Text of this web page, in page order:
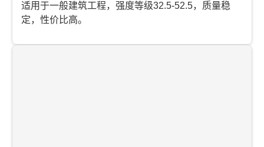
适用于一般建筑工程，强度等级32.5-52.5，质量稳
定，性价比高。